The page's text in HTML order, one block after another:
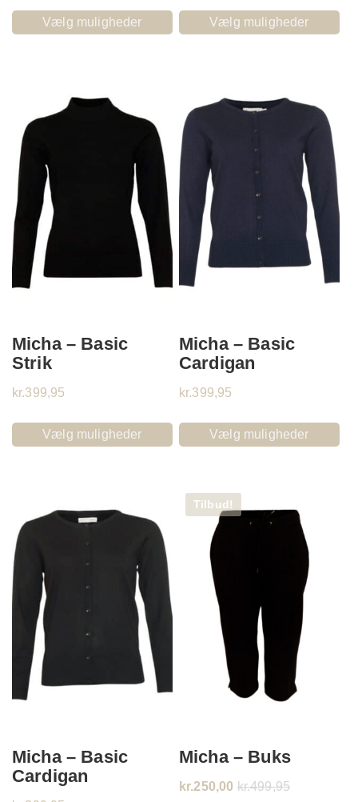
Vælg muligheder Vælg muligheder
Micha – Basic
Strik
kr.399,95
Vælg muligheder
Micha – Basic
Cardigan
kr.399,95
Vælg muligheder
Micha – Basic
Cardigan
Tilbud!
Micha – Buks
kr.250,00 kr.499,95